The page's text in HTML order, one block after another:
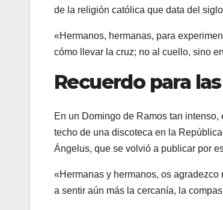
de la religión católica que data del siglo
«Hermanos, hermanas, para
cómo llevar la cruz; no al cuello, sino
Recuerdo para
En un Domingo de Ramos tan
techo de una discoteca en la
Ángelus, que se volvió a publicar por
«Hermanas y hermanos, os
a sentir aún más la cercanía, la